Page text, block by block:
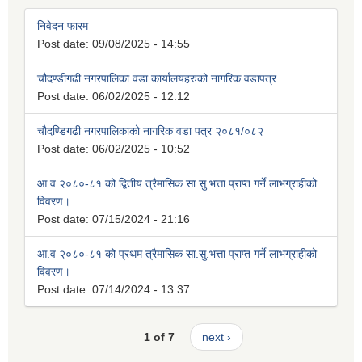
निवेदन फारम
Post date: 09/08/2025 - 14:55
चौदण्डीगढी नगरपालिका वडा कार्यालयहरुको नागरिक वडापत्र
Post date: 06/02/2025 - 12:12
चौदण्डिगढी नगरपालिकाको नागरिक वडा पत्र २०८१/०८२
Post date: 06/02/2025 - 10:52
आ.व २०८०-८१ को द्वितीय त्रैमासिक सा.सु.भत्ता प्राप्त गर्ने लाभग्राहीको
विवरण।
Post date: 07/15/2024 - 21:16
आ.व २०८०-८१ को प्रथम त्रैमासिक सा.सु.भत्ता प्राप्त गर्ने लाभग्राहीको
विवरण।
Post date: 07/14/2024 - 13:37
1 of 7 next ›